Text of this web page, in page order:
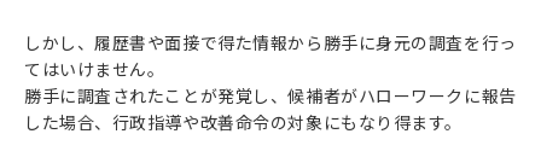
しかし、履歴書や面接で得た情報から勝手に身元の調査を行っ
てはいけません。
勝手に調査されたことが発覚し、候補者がハローワークに報告
した場合、行政指導や改善命令の対象にもなり得ます。